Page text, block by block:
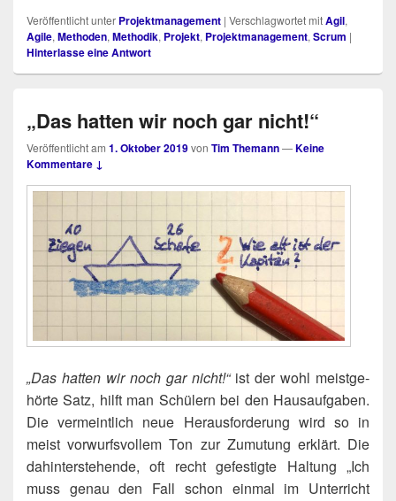
Veröffentlicht unter Projektmanagement | Verschlagwortet mitAgil,
Agile, Methoden, Methodik, Projekt, Projektmanagement, Scrum |
Hinterlasse eine Antwort
„Das hatten wir noch gar nicht!“
Veröffentlicht am 1. Oktober 2019von Tim Themann—Keine
Kommentare ↓
„Das hat­ten wir noch gar nicht!“ist der wohl meist­ge­
hör­te Satz, hilft man Schü­lern bei den Haus­auf­ga­ben.
Die ver­meint­lich neue Her­aus­for­de­rung wird so in
meist vor­wurfs­vol­lem Ton zur Zumu­tung erklärt. Die
dahin­ter­ste­hen­de, oft recht gefes­tig­te Hal­tung „Ich
muss genau den Fall schon ein­mal im Unter­richt